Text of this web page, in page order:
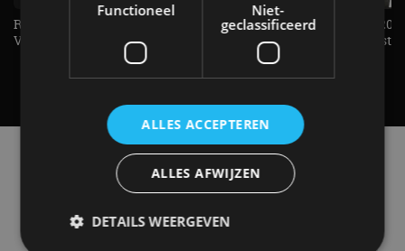
Rijden met de allereerste
Volkswagen Golf GTI!- AutoRAI TV
KIA Stonic Mild-Hybrid
benzine, handbak, het
REVIEW - AutoRAI TV
Alle automerken
Selecteer een merk voor meer informatie, modellen
en alle nieuwsberichten
Functioneel
Niet-
geclassificeerd
ALLES ACCEPTEREN
ALLES AFWIJZEN
DETAILS WEERGEVEN